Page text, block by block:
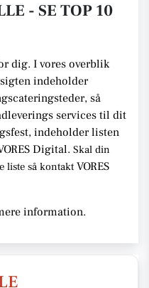
- SE TOP 10
dig. I vores overblik
indeholder
så
services til dit
indeholder listen
Digital. Skal din
liste så kontakt VORES
information.